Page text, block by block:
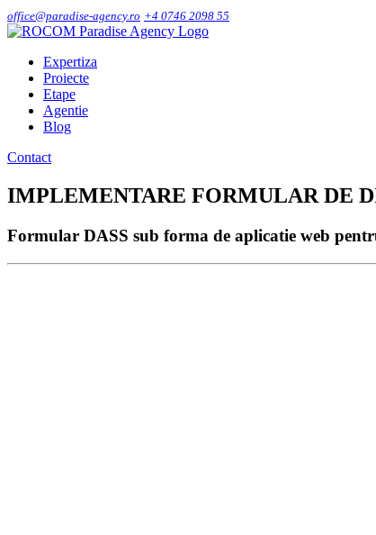
office@paradise-agency.ro +4 0746 2098 55
Expertiza
Proiecte
Etape
Agentie
Blog
Contact
IMPLEMENTARE FORMULAR DE
Formular DASS sub forma de aplicatie web